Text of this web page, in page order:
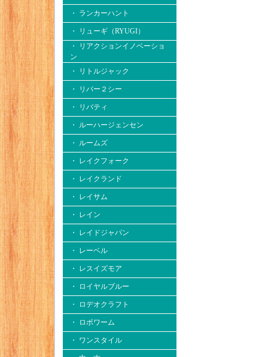
・ ランカーハント
・ リューギ（RYUGI）
・ リアクションイノベーショ
ン
・ リトルジャック
・ リバー２シー
・ リバティ
・ ルーハージェンセン
・ ルームズ
・ レイクフォーク
・ レイクランド
・ レイサム
・ レイン
・ レイドジャパン
・ レーベル
・ レスイズモア
・ ロイヤルブルー
・ ロデオクラフト
・ ロボワーム
・ ワンスタイル